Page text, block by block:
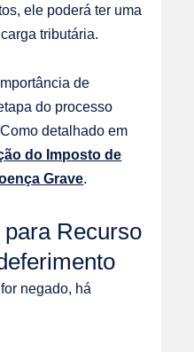
ele poderá ter uma
tributária.
de
do processo
detalhado em
do Imposto de
Grave.
Recurso
negado, há